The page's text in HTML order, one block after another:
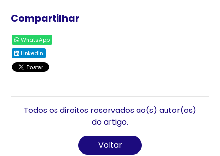
Compartilhar
WhatsApp
Linkedin
Todos os direitos reservados ao(s) autor(es)
do artigo.
Voltar